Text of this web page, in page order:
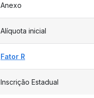
Anexo
Alíquota inicial
Fator R
Inscrição Estadual